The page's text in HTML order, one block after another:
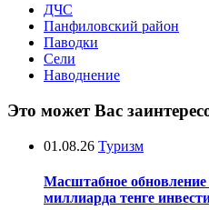
ДЧС
Панфиловский район
Паводки
Сели
Наводнение
Это может Вас
01.08.26 Туризм
Масштабное
миллиарда тенге